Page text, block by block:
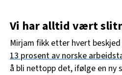
Vi har alltid vært
Mirjam fikk etter hvert
13 prosent av norske
å bli nettopp det, ifølge en ny